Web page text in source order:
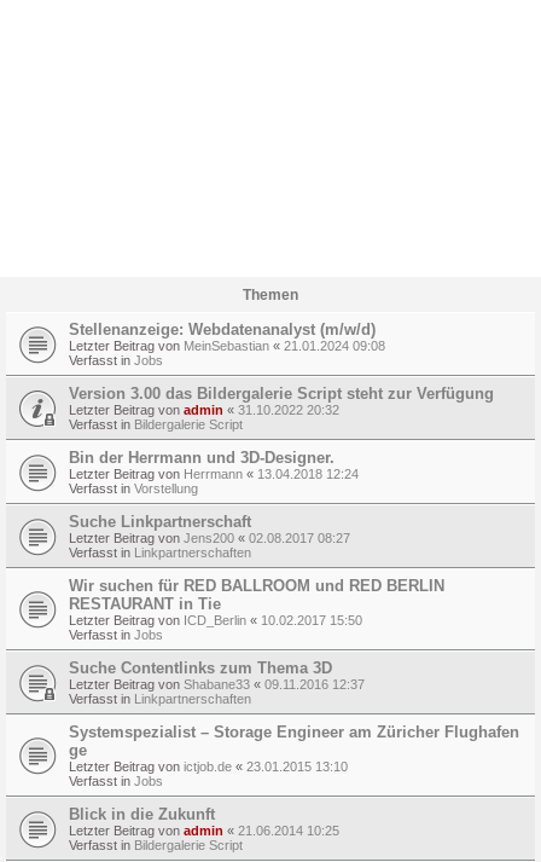
Themen
Stellenanzeige: Webdatenanalyst (m/w/d)
Letzter Beitrag von MeinSebastian « 21.01.2024 09:08
Verfasst in Jobs
Version 3.00 das Bildergalerie Script steht zur Verfügung
Letzter Beitrag von admin « 31.10.2022 20:32
Verfasst in Bildergalerie Script
Bin der Herrmann und 3D-Designer.
Letzter Beitrag von Herrmann « 13.04.2018 12:24
Verfasst in Vorstellung
Suche Linkpartnerschaft
Letzter Beitrag von Jens200 « 02.08.2017 08:27
Verfasst in Linkpartnerschaften
Wir suchen für RED BALLROOM und RED BERLIN
RESTAURANT in Tie
Letzter Beitrag von ICD_Berlin « 10.02.2017 15:50
Verfasst in Jobs
Suche Contentlinks zum Thema 3D
Letzter Beitrag von Shabane33 « 09.11.2016 12:37
Verfasst in Linkpartnerschaften
Systemspezialist – Storage Engineer am Züricher Flughafen
ge
Letzter Beitrag von ictjob.de « 23.01.2015 13:10
Verfasst in Jobs
Blick in die Zukunft
Letzter Beitrag von admin « 21.06.2014 10:25
Verfasst in Bildergalerie Script